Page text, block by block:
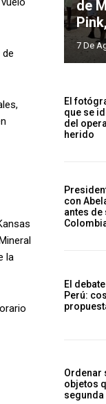
la
de
7 De
El
que se
del
herido
con
antes de
El
Perú:
Ordenar
objetos